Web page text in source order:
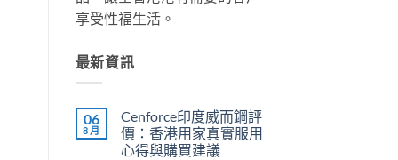
享受性福生活。
最新資訊
06
8 月
Cenforce印度威而鋼評
價：香港用家真實服用
心得與購買建議